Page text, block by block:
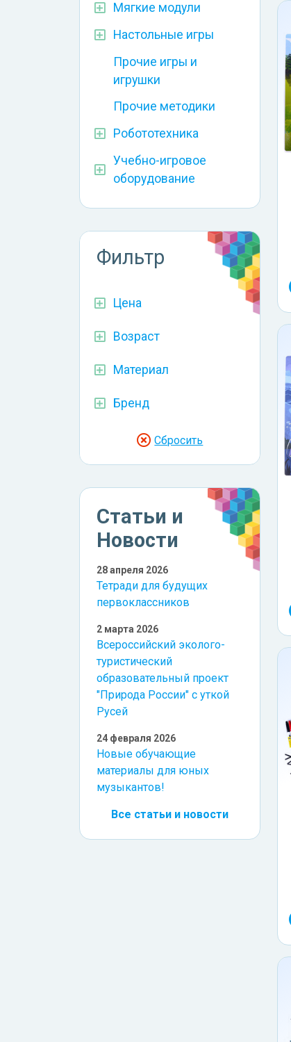
Мягкие модули
Настольные игры
Прочие игры и
игрушки
Прочие методики
Робототехника
Учебно-игровое
оборудование
Фильтр
Цена
Возраст
Материал
Бренд
Сбросить
Статьи и
Новости
28 апреля 2026
Тетради для будущих
первоклассников
2 марта 2026
Всероссийский эколого-
туристический
образовательный проект
"Природа России" с уткой
Русей
24 февраля 2026
Новые обучающие
материалы для юных
музыкантов!
Все статьи и новости